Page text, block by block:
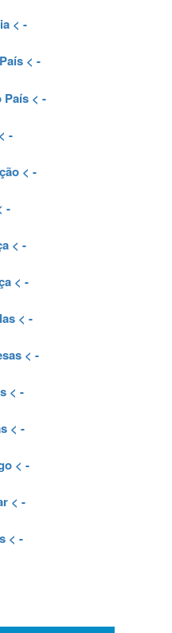
< -
< -
País < -
< -
< -
-
< -
< -
< -
< -
< -
< -
< -
< -
< -